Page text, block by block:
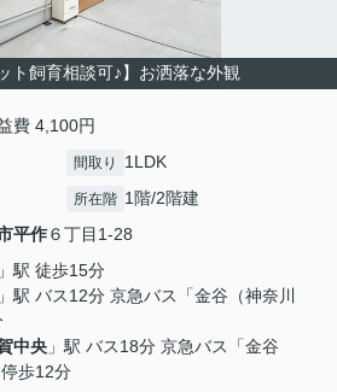
ト飼育相談可♪】お洒落な外観
費 4,100円
間取り 1LDK
所在階 1階/2階建
平作６丁目1-28
」駅 徒歩15分
」駅 バス12分 京急バス「金谷（神奈川
中央 」駅 バス18分 京急バス「金谷
停歩12分